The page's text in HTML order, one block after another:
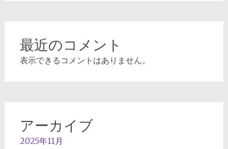
最近のコメント
表示できるコメントはありません。
アーカイブ
2025年11月